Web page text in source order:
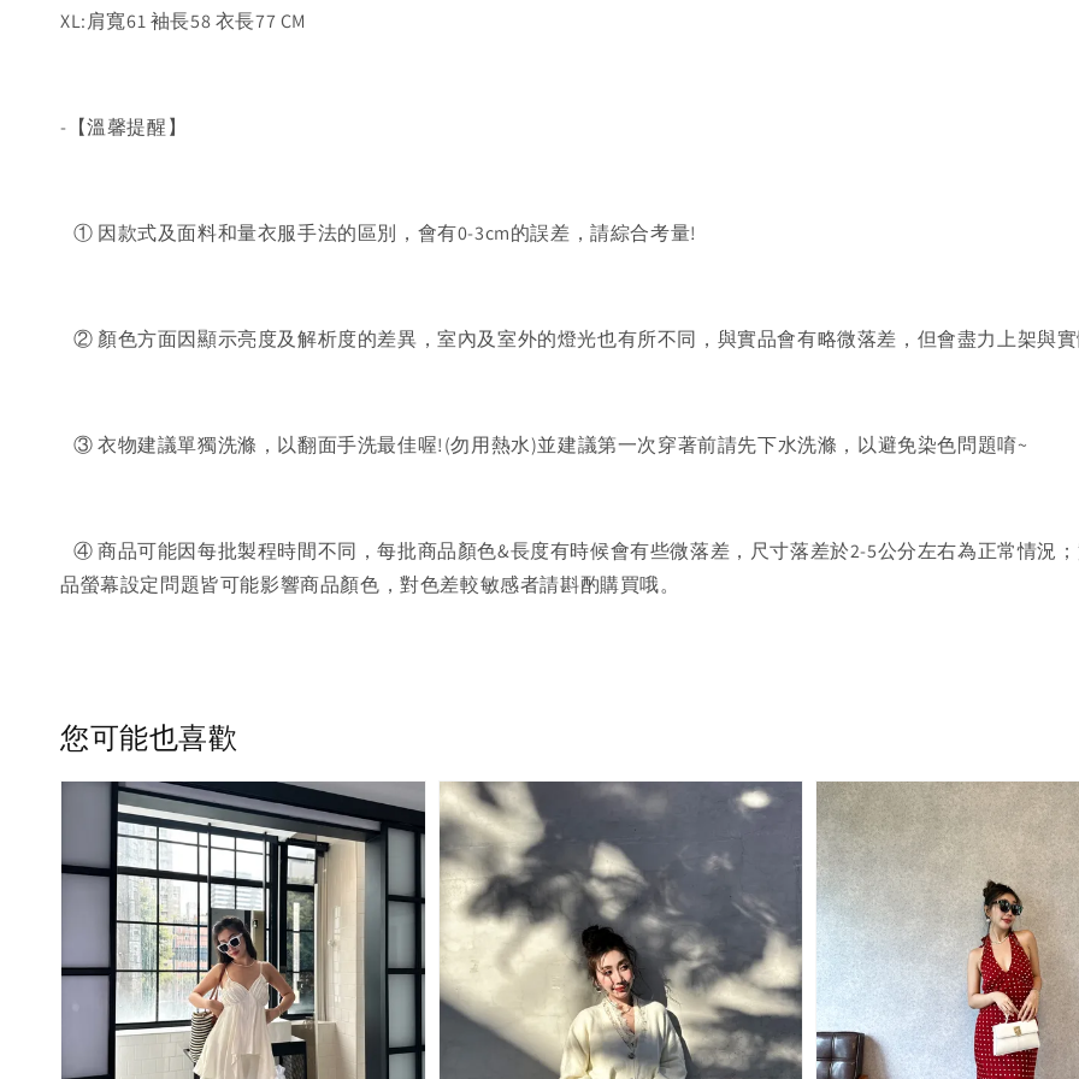
XL:肩寬61 袖長58 衣長77 CM
-【溫馨提醒】
① 因款式及面料和量衣服手法的區別，會有0-3cm的誤差，請綜合考量!
② 顏色方面因顯示亮度及解析度的差異，室內及室外的燈光也有所不同，與實品會有略微落差，但會盡力上架與實
③ 衣物建議單獨洗滌，以翻面手洗最佳喔!(勿用熱水)並建議第一次穿著前請先下水洗滌，以避免染色問題唷~
④ 商品可能因每批製程時間不同，每批商品顏色&長度有時候會有些微落差，尺寸落差於2-5公分左右為正常情況
品螢幕設定問題皆可能影響商品顏色，對色差較敏感者請斟酌購買哦。
您可能也喜歡